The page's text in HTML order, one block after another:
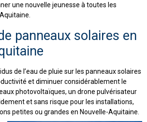
une nouvelle jeunesse à toutes les
panneaux solaires en
de l’eau de pluie sur les panneaux solaires
et diminuer considérablement le
photovoltaïques, un drone pulvérisateur
et sans risque pour les installations,
petites ou grandes en Nouvelle-Aquitaine.